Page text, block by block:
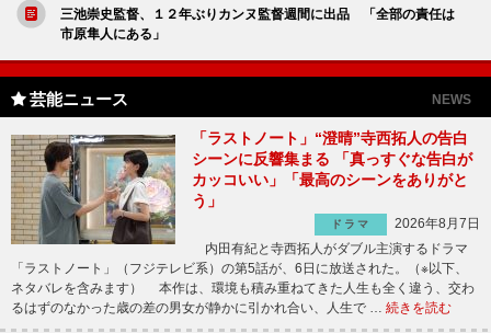
三池崇史監督、１２年ぶりカンヌ監督週間に出品 「全部の責任は
市原隼人にある」
芸能ニュース NEWS
「ラストノート」“澄晴”寺西拓人の告白
シーンに反響集まる 「真っすぐな告白が
カッコいい」「最高のシーンをありがと
う」
ドラマ
2026年8月7日
内田有紀と寺西拓人がダブル主演するドラマ
「ラストノート」（フジテレビ系）の第5話が、6日に放送された。（※以下、
ネタバレを含みます） 本作は、環境も積み重ねてきた人生も全く違う、交わ
るはずのなかった歳の差の男女が静かに引かれ合い、人生で … 続きを読む